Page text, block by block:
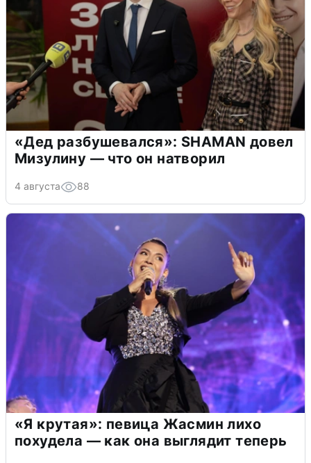
«Дед разбушевался»: SHAMAN довел
Мизулину — что он натворил
4 августа 88
«Я крутая»: певица Жасмин лихо
похудела — как она выглядит теперь